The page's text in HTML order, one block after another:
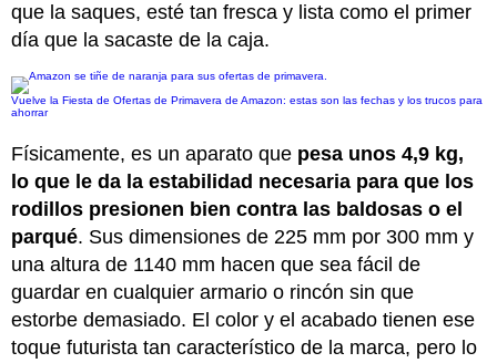
que la saques, esté tan fresca y lista como el primer
día que la sacaste de la caja.
Vuelve la Fiesta de Ofertas de Primavera de Amazon: estas son las fechas y los trucos para
ahorrar
Físicamente, es un aparato que pesa unos 4,9 kg,
lo que le da la estabilidad necesaria para que los
rodillos presionen bien contra las baldosas o el
parqué. Sus dimensiones de 225 mm por 300 mm y
una altura de 1140 mm hacen que sea fácil de
guardar en cualquier armario o rincón sin que
estorbe demasiado. El color y el acabado tienen ese
toque futurista tan característico de la marca, pero lo